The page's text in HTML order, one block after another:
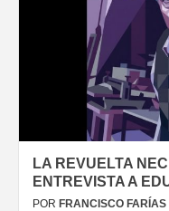
LA REVUELTA
ENTREVISTA A
POR FRANCISCO FARÍAS